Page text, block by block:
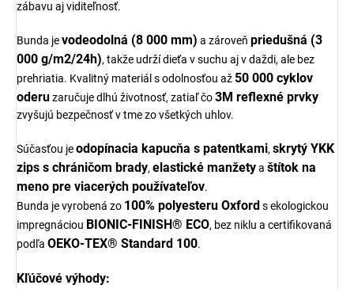
zábavu aj viditeľnosť.
Bunda jevodeodolná (8 000 mm) a zároveň priedušná (3
000 g/m2/24h), takže udrží dieťa v suchu aj v daždi, ale bez
prehriatia. Kvalitný materiál s odolnosťou až 50 000 cyklov
oderuzaručuje dlhú životnosť, zatiaľ čo3M reflexné prvky
zvyšujú bezpečnosť v tme zo všetkých uhlov.
Súčasťou jeodopínacia kapucňa s patentkami, skrytý YKK
zips s chráničom brady, elastické manžetya štítok na
meno pre viacerých používateľov.
Bunda je vyrobená zo 100% polyesteru Oxfords ekologickou
impregnáciou BIONIC-FINISH® ECO, bez niklu a certifikovaná
podľa OEKO-TEX® Standard 100.
Kľúčové výhody: